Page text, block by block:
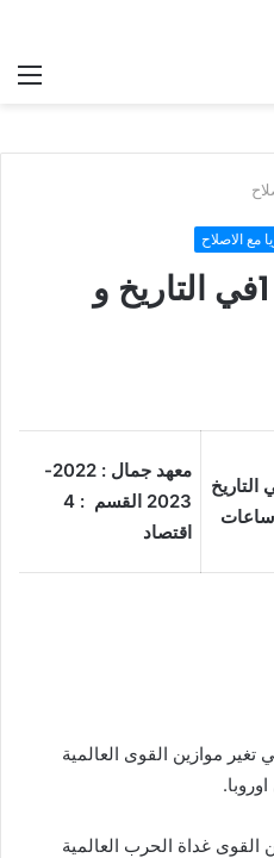
مع الاصلاح
فرض مراقبة عدد 1في التاريخ و
عدد1 في التاريخ
معهد جمال : 2022-
2023
القسم : 4
اقتصاد
موازين القوى العالمية
القوى غداة الحرب العالمية